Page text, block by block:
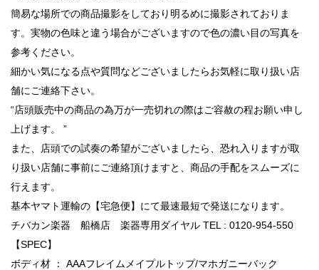
簡易な場所での商品撮影をしており明るめに撮影されておりま
す。実物の色味と違う場合がございますので色の濃い目の写真を
参考ください。
細かい気になる点や質問などございましたらお気軽に取り扱い店
舗にご連絡下さい。
“店頭販売中の商品の為万が一売切れの際はご容赦の程お願い申し
上げます。 ”
また、店頭での試奏の希望がございましたら、恐れ入りますが取
り扱い店舗に事前にご連絡頂けますと、商品の手配をスムーズに
行えます。
基本ヤマト運輸の【宅急便】にて最速最短で発送になります。
チバカン楽器 船橋店 楽器専用ダイヤル TEL : 0120-954-550
【SPEC】
ボディ材 ： AAAフレイムメイプルトップ/マホガニーバック